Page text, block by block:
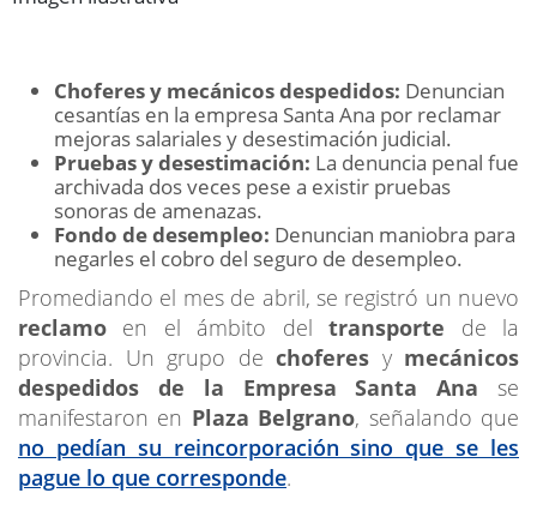
Choferes y mecánicos despedidos: Denuncian
cesantías en la empresa Santa Ana por reclamar
mejoras salariales y desestimación judicial.
Pruebas y desestimación: La denuncia penal fue
archivada dos veces pese a existir pruebas
sonoras de amenazas.
Fondo de desempleo: Denuncian maniobra para
negarles el cobro del seguro de desempleo.
Promediando el mes de abril, se registró un nuevo
reclamo en el ámbito deltransporte de la
provincia. Un grupo de choferes y mecánicos
despedidos de la Empresa Santa Ana se
manifestaron en Plaza Belgrano, señalando que
no pedían su reincorporación sino que se les
pague lo que corresponde.